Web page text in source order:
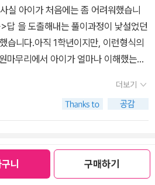
니 구매하기
실 아이가 처음에는 좀 어려워했습니
답 을 도출해내는 풀이과정이 낯설었던
습니다.아직 1학년이지만, 이런형식의
마무리에서 아이가 얼마나 이해했는지
문제를 통해연습을 하며 익혀나갈 수
이 듭니다.추천드려요^^
더보기